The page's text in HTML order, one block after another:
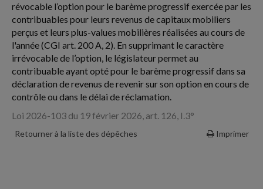
révocable l’option pour le barème progressif exercée par les
contribuables pour leurs revenus de capitaux mobiliers
perçus et leurs plus-values mobilières réalisées au cours de
l'année (CGI art. 200 A, 2). En supprimant le caractère
irrévocable de l’option, le législateur permet au
contribuable ayant opté pour le barème progressif dans sa
déclaration de revenus de revenir sur son option en cours de
contrôle ou dans le délai de réclamation.
Loi 2026-103 du 19 février 2026, art. 126, I.3°
Retourner à la liste des dépêches Imprimer